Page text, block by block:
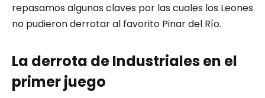
repasamos algunas claves por las cuales los Leones
no pudieron derrotar al favorito Pinar del Río.
La derrota de Industriales en el
primer juego